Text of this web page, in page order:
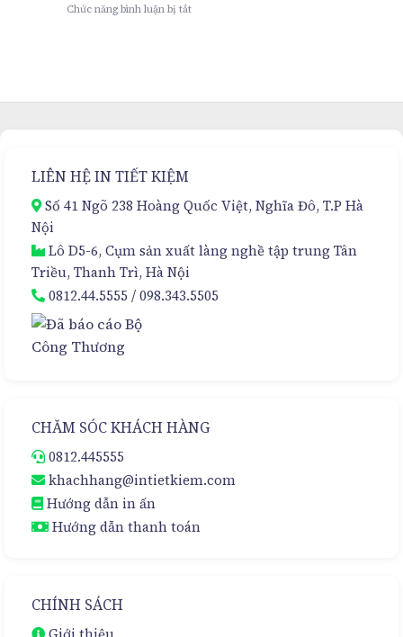
Châm
Nám
Hoàn
Chức năng bình luận bị tắtở
Trọng
Cấp
LIÊN HỆ IN TIẾT KIỆM
Số 41 Ngõ 238 Hoàng Quốc Việt, Nghĩa Đô, T.P Hà
Nội
Lô D5-6, Cụm sản xuất làng nghề tập trung Tân
Triều, Thanh Trì, Hà Nội
0812.44.5555 /098.343.5505
CHĂM SÓC KHÁCH HÀNG
0812.445555
khachhang@intietkiem.com
Hướng dẫn in ấn
Hướng dẫn thanh toán
CHÍNH SÁCH